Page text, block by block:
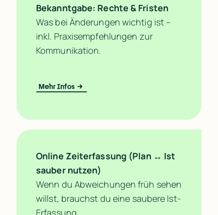
Bekanntgabe: Rechte & Fristen
Was bei Änderungen wichtig ist –
inkl. Praxisempfehlungen zur
Kommunikation.
Mehr Infos
Online Zeiterfassung (Plan ↔ Ist
sauber nutzen)
Wenn du Abweichungen früh sehen
willst, brauchst du eine saubere Ist-
Erfassung.